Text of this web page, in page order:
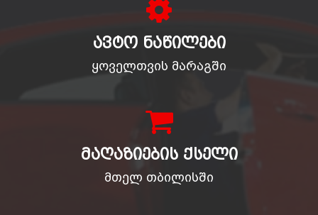
ᲐᲕᲢᲝ ᲜᲐᲬᲘᲚᲔᲑᲘ
ყოველთვის მარაგში
ᲛᲐᲦᲐᲖᲘᲔᲑᲘᲡ ᲥᲡᲔᲚᲘ
მთელ თბილისში